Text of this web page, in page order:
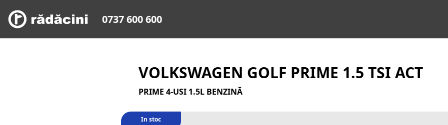
0737 600 600
VOLKSWAGEN GOLF PRIME 1.5 TSI ACT
PRIME 4-USI 1.5L BENZINĂ
In stoc